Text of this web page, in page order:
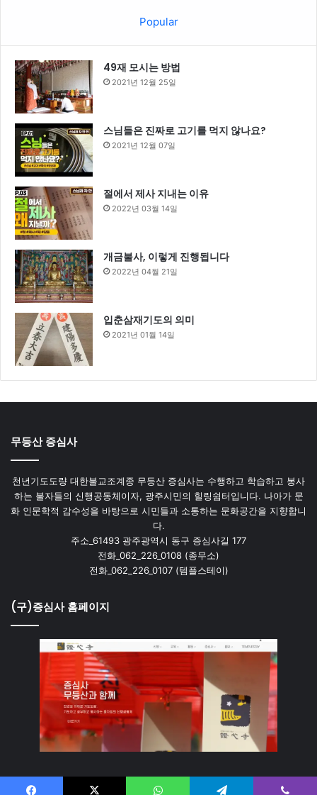
Popular
49재 모시는 방법
2021년 12월 25일
스님들은 진짜로 고기를 먹지 않나요?
2021년 12월 07일
절에서 제사 지내는 이유
2022년 03월 14일
개금불사, 이렇게 진행됩니다
2022년 04월 21일
입춘삼재기도의 의미
2021년 01월 14일
무등산 증심사
천년기도도량 대한불교조계종 무등산 증심사는 수행하고 학습하고 봉사
하는 불자들의 신행공동체이자, 광주시민의 힐링쉼터입니다. 나아가 문
화 인문학적 감수성을 바탕으로 시민들과 소통하는 문화공간을 지향합니
다.
주소_61493 광주광역시 동구 증심사길 177
전화_062_226_0108 (종무소)
전화_062_226_0107 (템플스테이)
(구)증심사 홈페이지